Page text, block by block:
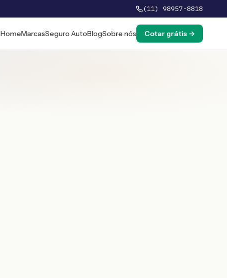
(11) 98957-8818
HomeMarcasSeguro AutoBlogSobre nós Cotar grátis →